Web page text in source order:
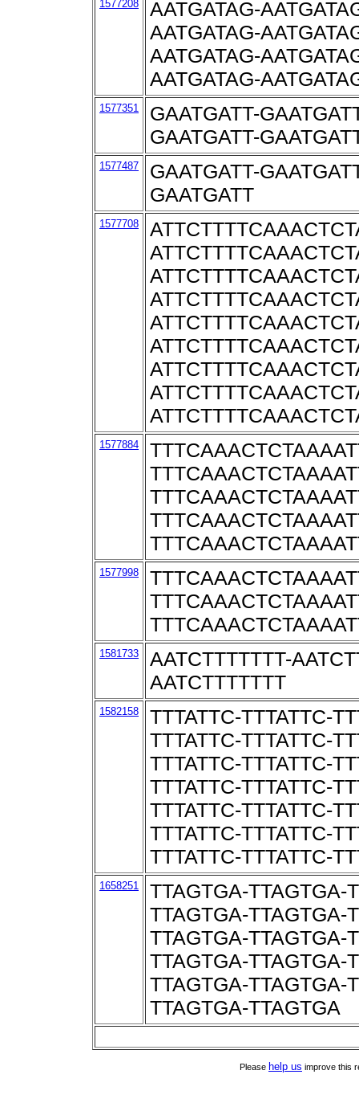
1577208
AATGATAG-
AATGATAG-
AATGATAG-
AATGATAG-
1577351
GAATGATT-
GAATGATT-
1577487
GAATGATT-
GAATGATT
1577708
1577884
1577998
1581733
AATCTTTTTTT-
AATCTTTTTTT
1582158
TTTATTC-TTTATTC-
TTTATTC-TTTATTC-
TTTATTC-TTTATTC-
TTTATTC-TTTATTC-
TTTATTC-TTTATTC-
TTTATTC-TTTATTC-
TTTATTC-TTTATTC-
1658251
TTAGTGA-TTAGTGA-
TTAGTGA-TTAGTGA-
TTAGTGA-TTAGTGA-
TTAGTGA-TTAGTGA-
TTAGTGA-TTAGTGA-
TTAGTGA-TTAGTGA
Please help us improve this